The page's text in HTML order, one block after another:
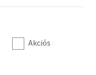
Akciós